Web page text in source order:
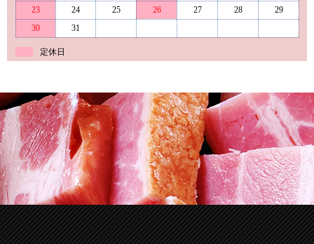
23
24 25 26 27 28
29
30
31
定休日